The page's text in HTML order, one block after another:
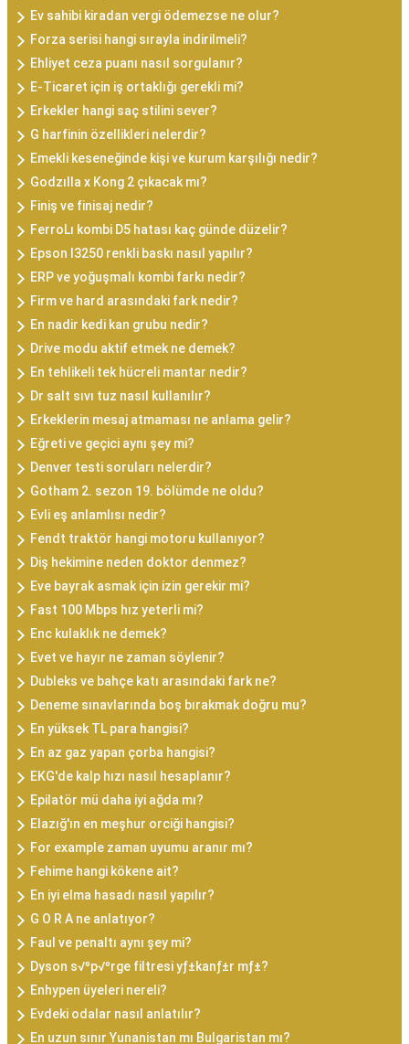
Ev sahibi kiradan vergi ödemezse ne olur?
Forza serisi hangi sırayla indirilmeli?
Ehliyet ceza puanı nasıl sorgulanır?
E-Ticaret için iş ortaklığı gerekli mi?
Erkekler hangi saç stilini sever?
G harfinin özellikleri nelerdir?
Emekli keseneğinde kişi ve kurum karşılığı nedir?
Godzılla x Kong 2 çıkacak mı?
Finiş ve finisaj nedir?
FerroLı kombi D5 hatası kaç günde düzelir?
Epson l3250 renkli baskı nasıl yapılır?
ERP ve yoğuşmalı kombi farkı nedir?
Firm ve hard arasındaki fark nedir?
En nadir kedi kan grubu nedir?
Drive modu aktif etmek ne demek?
En tehlikeli tek hücreli mantar nedir?
Dr salt sıvı tuz nasıl kullanılır?
Erkeklerin mesaj atmaması ne anlama gelir?
Eğreti ve geçici aynı şey mi?
Denver testi soruları nelerdir?
Gotham 2. sezon 19. bölümde ne oldu?
Evli eş anlamlısı nedir?
Fendt traktör hangi motoru kullanıyor?
Diş hekimine neden doktor denmez?
Eve bayrak asmak için izin gerekir mi?
Fast 100 Mbps hız yeterli mi?
Enc kulaklık ne demek?
Evet ve hayır ne zaman söylenir?
Dubleks ve bahçe katı arasındaki fark ne?
Deneme sınavlarında boş bırakmak doğru mu?
En yüksek TL para hangisi?
En az gaz yapan çorba hangisi?
EKG'de kalp hızı nasıl hesaplanır?
Epilatör mü daha iyi ağda mı?
Elazığ'ın en meşhur orciği hangisi?
For example zaman uyumu aranır mı?
Fehime hangi kökene ait?
En iyi elma hasadı nasıl yapılır?
G O R A ne anlatıyor?
Faul ve penaltı aynı şey mi?
Dyson s√ºp√ºrge filtresi yƒ±kanƒ±r mƒ±?
Enhypen üyeleri nereli?
Evdeki odalar nasıl anlatılır?
En uzun sınır Yunanistan mı Bulgaristan mı?